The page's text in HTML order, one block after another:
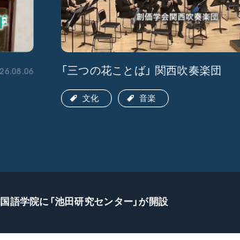
「三つの花ことば」 関西吹奏楽団
文化 音楽
語学院に「池田研究センター」が開設